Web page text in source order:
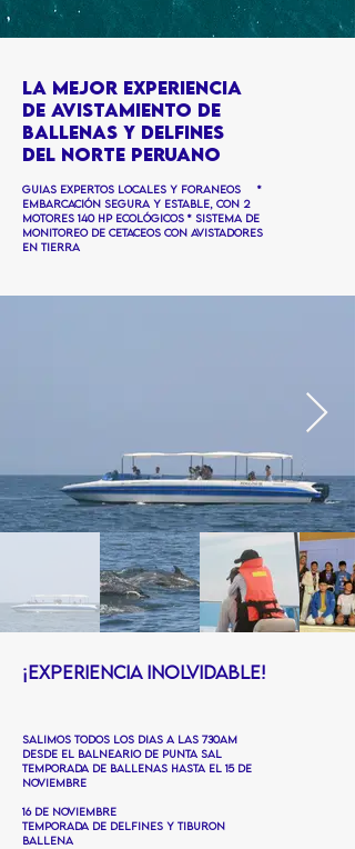
La mejor experiencia
de avistamiento DE
BALLENAS y DELFINES
DEL NORTE PERUANO
guias expertos locales y foraneos *
embarcación segura y estable, con 2
motores 140 hp ecológicos * SISTEMA DE
MONITOREO DE CETACEOS CON AVISTADORES
EN TIERRA
¡experiencia inolvidable!
SALIMOS TODOS LOS DIAS A LAS 730AM
DESDE EL BALNEARIO DE pUNTA sal
temporada de ballenas hasta el 15 de
noviembre
16 de noviembre
temporada de delfines y tiburon
ballena